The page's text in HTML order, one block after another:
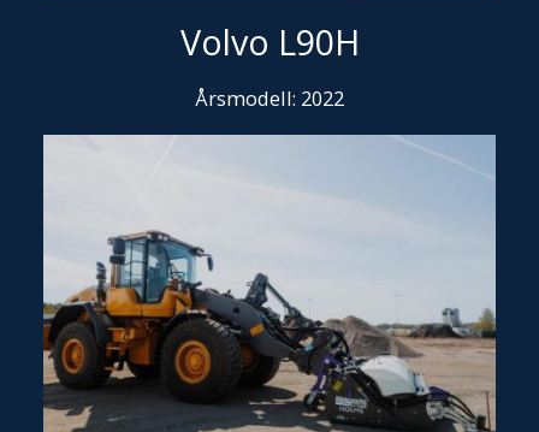
Volvo L90H
Årsmodell: 2022